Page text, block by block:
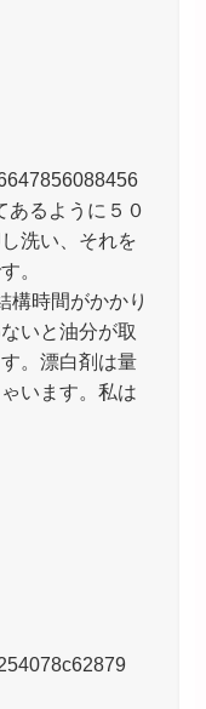
あるように５０
洗い、それを
。
構時間がかかり
いと油分が取
。漂白剤は量
います。私は